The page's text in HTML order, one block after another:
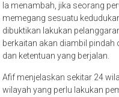
Ia menambah, jika seorang
memegang sesuatu
dibuktikan lakukan
berkaitan akan diambil
dan ketentuan yang berjalan.
Afif menjelaskan sekitar 24
wilayah yang perlu lakukan